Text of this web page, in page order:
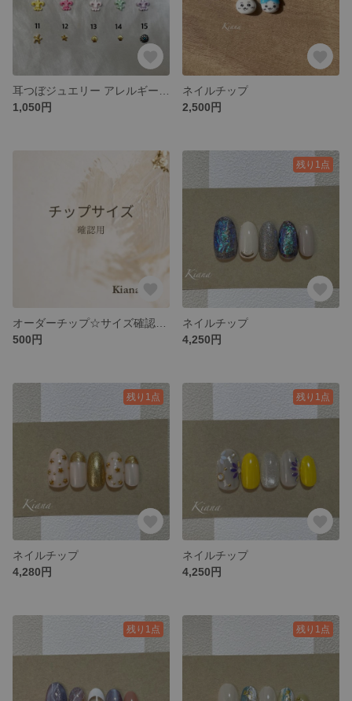
1,050円
ネイルチップ
2,500円
500円
残り1点
ネイルチップ
4,250円
残り1点
ネイルチップ
4,280円
残り1点
ネイルチップ
4,250円
残り1点 残り1点